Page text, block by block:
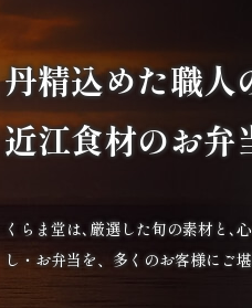
丹精込めた職人
近江食材のお弁
くらま堂は､厳選した旬の素材と､
し・お弁当を、多くのお客様にご